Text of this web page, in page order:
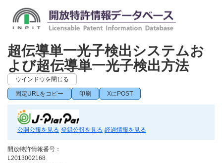
超伝導単一光子検出システムお
よび超伝導単一光子検出方法
ウインドウを閉じる
固定URLをコピー 印刷 XにPOST
公開公報を見る 登録公報を見る 経過情報を見る
開放特許情報番号：
L2013002168